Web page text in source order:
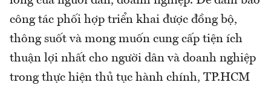
công tác phối hợp triển khai được đồng bộ,
thông suốt và mong muốn cung cấp tiện ích
thuận lợi nhất cho người dân và doanh nghiệp
trong thực hiện thủ tục hành chính, TP.HCM